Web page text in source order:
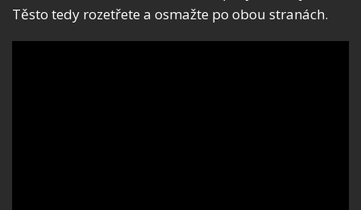
Těsto tedy rozetřete a osmažte po obou stranách.